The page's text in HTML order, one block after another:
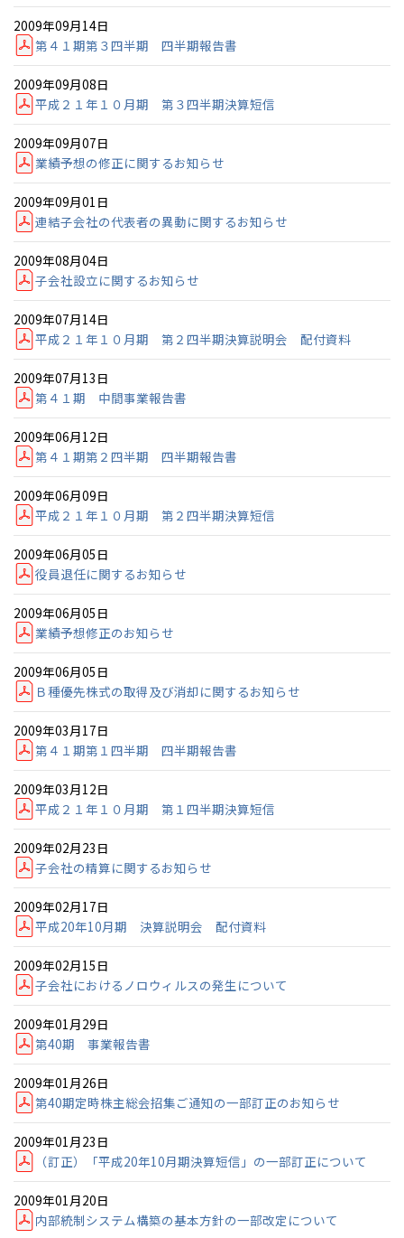
事業部紹介
IR情報
木材調達指針
グループ会社紹介
CMギャラリー
採用情報
2009年09月14日
第４１期第３四半期 四半期報告書
2009年09月08日
平成２１年１０月期 第３四半期決算短信
2009年09月07日
業績予想の修正に関するお知らせ
2009年09月01日
連結子会社の代表者の異動に関するお知らせ
2009年08月04日
子会社設立に関するお知らせ
2009年07月14日
平成２１年１０月期 第２四半期決算説明会 配付資料
2009年07月13日
第４１期 中間事業報告書
2009年06月12日
第４１期第２四半期 四半期報告書
2009年06月09日
平成２１年１０月期 第２四半期決算短信
2009年06月05日
役員退任に関するお知らせ
2009年06月05日
業績予想修正のお知らせ
2009年06月05日
Ｂ種優先株式の取得及び消却に関するお知らせ
2009年03月17日
第４１期第１四半期 四半期報告書
2009年03月12日
平成２１年１０月期 第１四半期決算短信
2009年02月23日
子会社の精算に関するお知らせ
2009年02月17日
平成20年10月期 決算説明会 配付資料
2009年02月15日
子会社におけるノロウィルスの発生について
2009年01月29日
第40期 事業報告書
2009年01月26日
第40期定時株主総会招集ご通知の一部訂正のお知らせ
2009年01月23日
（訂正）「平成20年10月期決算短信」の一部訂正について
2009年01月20日
内部統制システム構築の基本方針の一部改定について
道南
道東
岩手
山形
宮城
福島
山梨
長野
富山
石川
福井
東京
神奈川
埼玉
千葉
茨城
栃木
群馬
東海
愛知
岐阜
静岡
三重
近畿
大阪
京都
兵庫
奈良
滋賀
和歌山
中国・四国
岡山
香川
愛媛
鳥取
島根
広島
山口
徳島
九州
福岡
佐賀
熊本
大分
宮崎
鹿児島
長崎
※現住所のある都道府県以外の建築予定地の方でも現住所の有るお近
くの展示場又は店舗にお問合せください。移住の計画の方もご相談対
応します。お気軽にご相談ください。
道央
小樽
道北
道東
帯広
青森県
八戸
秋田県
秋田
岩手県
盛岡
北上
山形県
山形
宮城県
福島県
郡山
いわき
会津
新潟県
新潟
山梨県
甲府
長野県
松本
富山県
石川県
金沢
福井県
福井
東京都
世田谷
八王子
神奈川県
横浜
埼玉県
埼玉
千葉県
千葉
茨城県
水戸
栃木県
小山
群馬県
伊勢崎
東海
愛知県
豊橋
岐阜県
静岡県
静岡
三重県
四日市
近畿
京都府
京都
兵庫県
奈良県
奈良
中国・四国
岡山県
岡山
香川県
高松
愛媛県
九州
福岡県
福岡
佐賀県
熊本県
熊本
大分県
大分
宮崎県
鹿児島県
鹿児島